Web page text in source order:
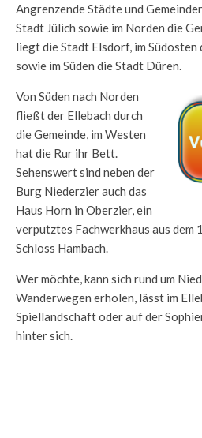
Angrenzende Städte und
Stadt Jülich sowie im Norden die
liegt die Stadt Elsdorf, im Südosten
sowie im Süden die Stadt Düren.
Von Süden nach Norden
fließt der Ellebach durch
die Gemeinde, im Westen
hat die Rur ihr Bett.
Sehenswert sind neben der
Burg Niederzier auch das
Haus Horn in Oberzier, ein
verputztes Fachwerkhaus aus dem
Schloss Hambach.
Wer möchte, kann sich rund um
Wanderwegen erholen, lässt im
Spiellandschaft oder auf der
hinter sich.